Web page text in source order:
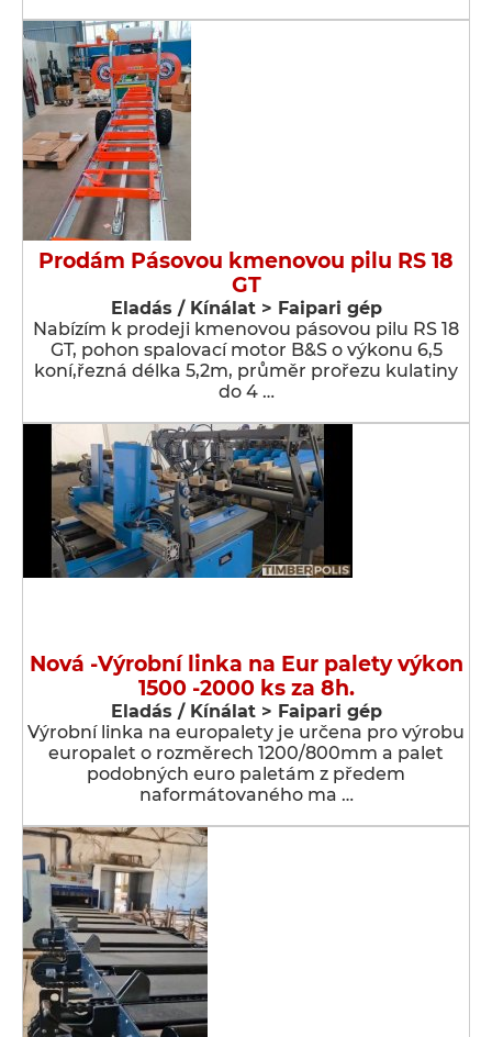
Prodám Pásovou kmenovou pilu RS 18
GT
Eladás / Kínálat > Faipari gép
Nabízím k prodeji kmenovou pásovou pilu RS 18
GT, pohon spalovací motor B&S o výkonu 6,5
koní,řezná délka 5,2m, průměr prořezu kulatiny
do 4 …
Nová -Výrobní linka na Eur palety výkon
1500 -2000 ks za 8h.
Eladás / Kínálat > Faipari gép
Výrobní linka na europalety je určena pro výrobu
europalet o rozměrech 1200/800mm a palet
podobných euro paletám z předem
naformátovaného ma …